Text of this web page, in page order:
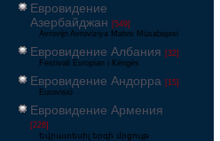
Евровидение
Азербайджан [549]
Avrovijn Avroviziya Mahnı Müsabiqəsi
Евровидение Албания [32]
Festivali Evropian i Këngës
Евровидение Андорра [15]
Eurovisió
Евровидение Армения
[228]
Եվրատեսիլ երգի մրցույթ